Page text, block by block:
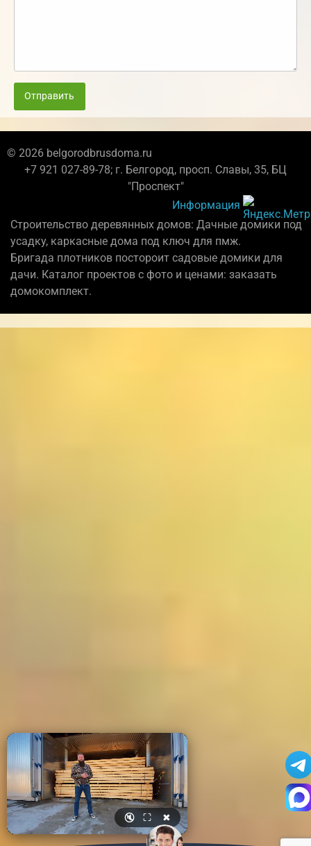
Отправить
© 2026 belgorodbrusdoma.ru
+7 921 027-89-78; г. Белгород, просп. Славы, 35, БЦ
"Проспект"
Информация
Строительство деревянных домов: Дачные домики под
усадку, каркасные дома под ключ для пмж.
Бригада плотников постороит садовые домики для
дачи. Каталог проектов с фото и ценами: заказать
домокомплект.
🔇 ⛶ ✖